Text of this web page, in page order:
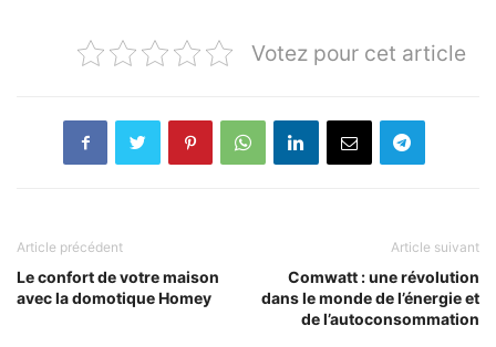
Votez pour cet article
Article précédent
Le confort de votre maison
avec la domotique Homey
Article suivant
Comwatt : une révolution
dans le monde de l’énergie et
de l’autoconsommation